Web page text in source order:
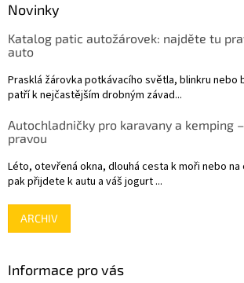
Novinky
Katalog patic autožárovek: najděte tu
auto
Prasklá žárovka potkávacího světla, blinkru nebo
patří k nejčastějším drobným závad...
Autochladničky pro karavany a kemping
pravou
Léto, otevřená okna, dlouhá cesta k moři nebo na
pak přijdete k autu a váš jogurt ...
ARCHIV
Informace pro vás